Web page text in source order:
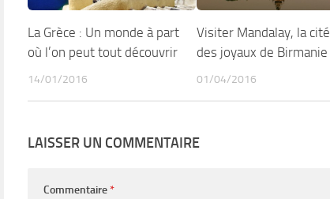
La Grèce : Un monde à part
où l’on peut tout découvrir
14/01/2016
Visiter Mandalay, la cité
des joyaux de Birmanie
01/04/2016
LAISSER UN COMMENTAIRE
Commentaire*